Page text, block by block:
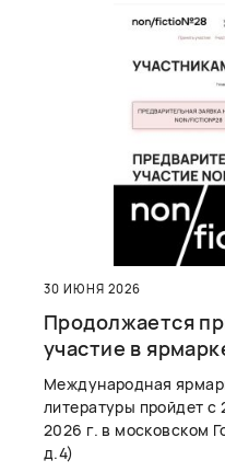
30 ИЮНЯ 2026
Продолжается
участие в
Международная
литературы пройдет с
2026 г. в московском
д.4)